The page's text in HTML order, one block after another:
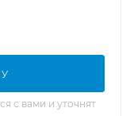
с вами и уточнят